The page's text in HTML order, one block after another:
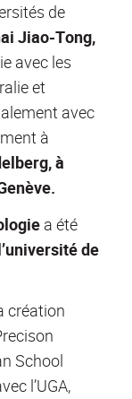
de
Jiao-Tong,
avec les
et
avec
à
à
a été
de
création
School
l’UGA,